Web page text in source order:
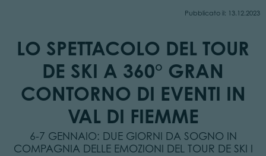
Pubblicato il: 13.12.2023
LO SPETTACOLO DEL TOUR
DE SKI A 360° GRAN
CONTORNO DI EVENTI IN
VAL DI FIEMME
6-7 GENNAIO: DUE GIORNI DA SOGNO IN
COMPAGNIA DELLE EMOZIONI DEL TOUR DE SKI I